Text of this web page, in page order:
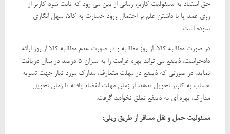
حق استناد به مسئولیت کاربر، زمانی از بین می رود که ثابت شود کاربر از
روی عمد یا با داشتن علم بر احتمال ورود خسارت به کالا، سهل انگاری
نموده است.
در صورت مطالبه کالا، از روز مطالبه و در صورت عدم مطالبه کالا از روز ارائه
دادخواست، ذینفع می تواند بهره غرامت را به میزان 5 درصد در سال دریافت
نماید. در صورتی که ذینفع در مهلت متعارف، مدارک مورد نیاز جهت تسویه
حساب به کاربر تحویل ندهد، از زمان مهلت انقضاء یافته تا زمان تحویل
مدارک، بهره ای به ذینفع تعلق نخواهد گرفت.
مسئولیت حمل و نقل مسافر از طریق ریلی: